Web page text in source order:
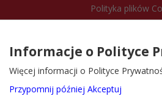
Polityka plików
Informacje o Polityce
Więcej informacji o Polityce
Przypomnij później Akceptuj